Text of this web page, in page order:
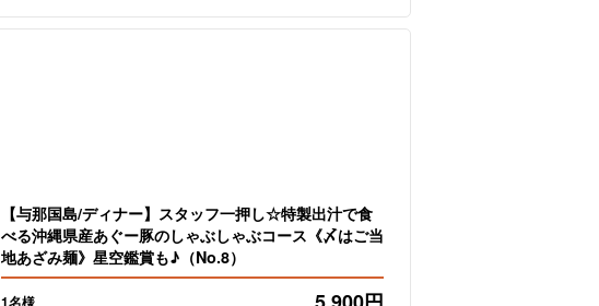
【与那国島/ディナー】スタッフ一押し☆特製出汁で食
べる沖縄県産あぐー豚のしゃぶしゃぶコース《〆はご当
地あざみ麺》星空鑑賞も♪（No.8）